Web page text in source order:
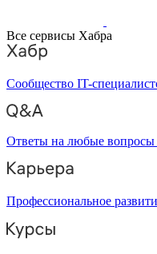
Все сервисы Хабра
Сообщество IT-
Ответы на любые вопросы
Профессиональное